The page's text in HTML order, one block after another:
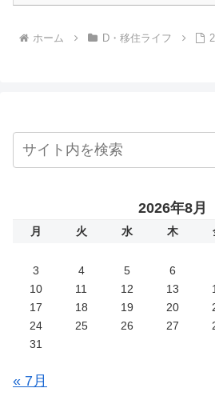
ホーム D・移住ライフ
2026年8月
月 火 水 木
3
4 5 6
10
11 12 13
17
18 19 20
24
25 26 27
31
« 7月